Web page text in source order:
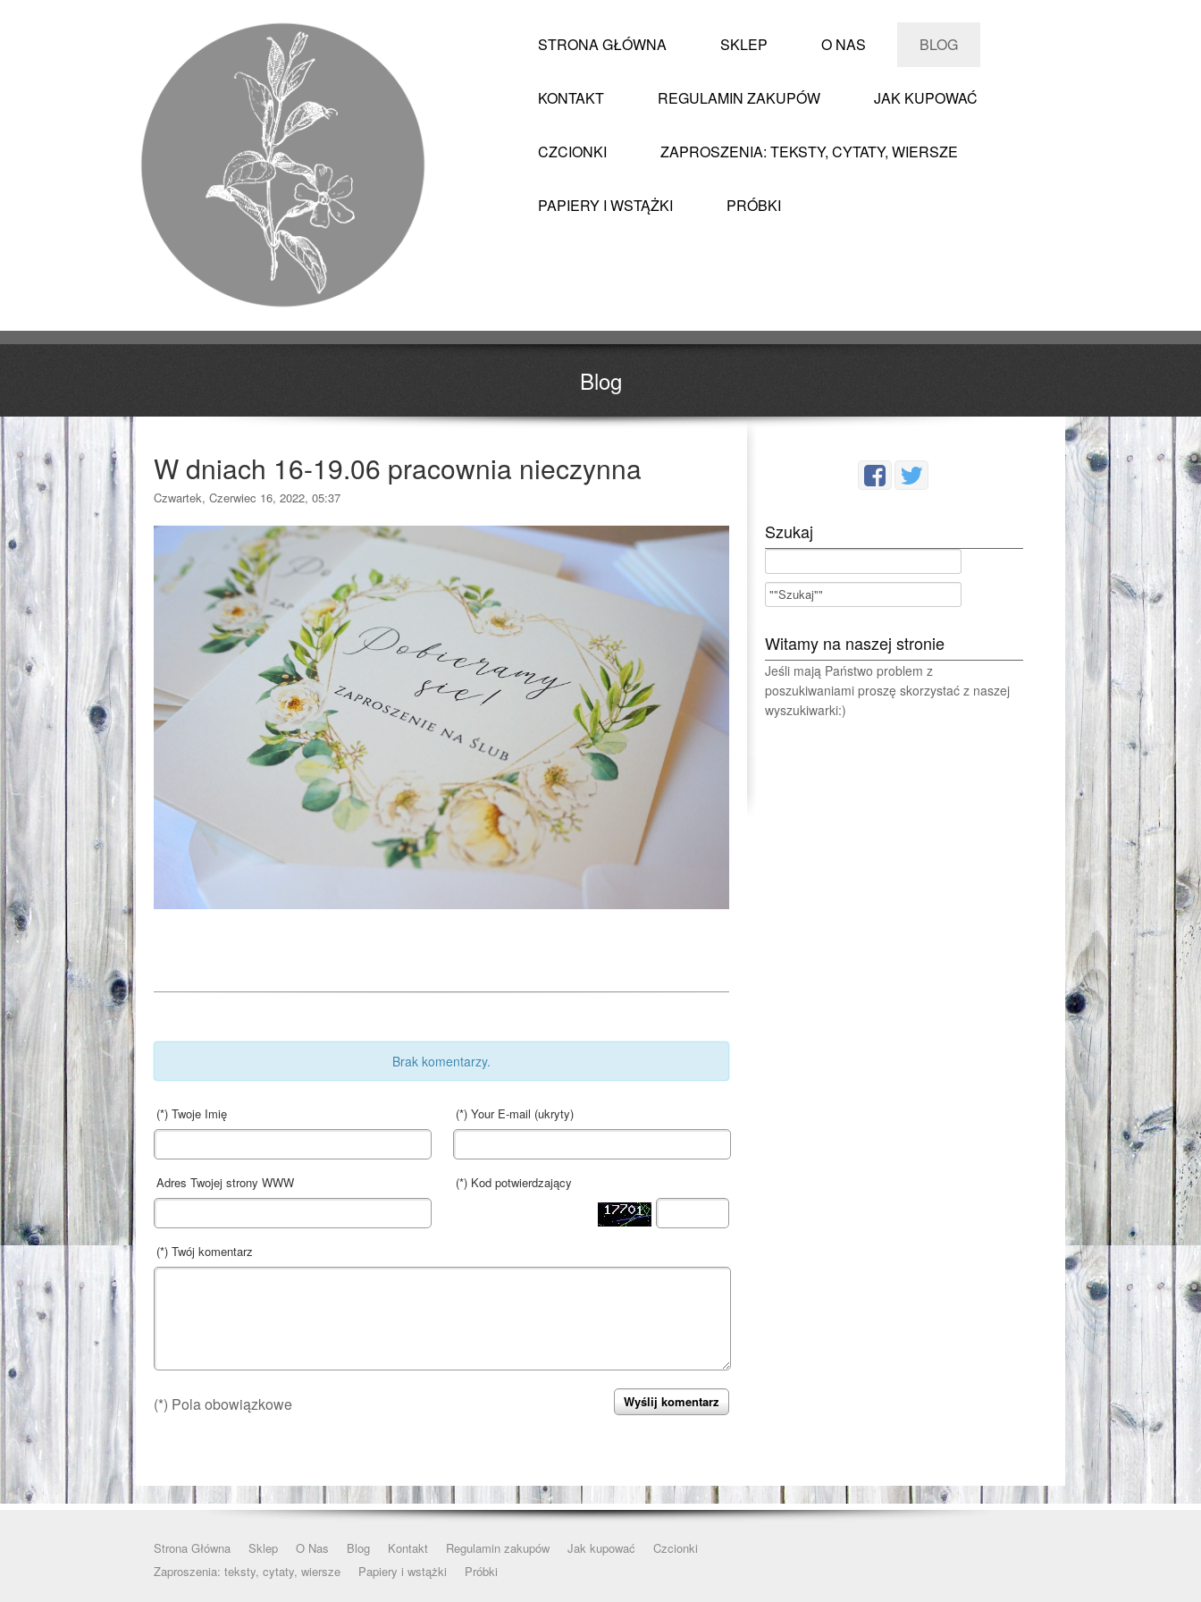
STRONA GŁÓWNA SKLEP O NAS BLOG
KONTAKT REGULAMIN ZAKUPÓW JAK KUPOWAĆ
CZCIONKI ZAPROSZENIA: TEKSTY, CYTATY, WIERSZE
PAPIERY I WSTĄŻKI PRÓBKI
Blog
W dniach 16-19.06 pracownia nieczynna
Czwartek, Czerwiec 16, 2022, 05:37
Brak komentarzy.
(*) Twoje Imię (*) Your E-mail (ukryty)
Adres Twojej strony WWW (*) Kod potwierdzający
(*) Twój komentarz
(*) Pola obowiązkowe
Szukaj
Witamy na naszej stronie
Jeśli mają Państwo problem z
poszukiwaniami proszę skorzystać z naszej
wyszukiwarki:)
Strona Główna Sklep O Nas Blog Kontakt Regulamin zakupów Jak kupować
Czcionki
Zaproszenia: teksty, cytaty, wiersze
Papiery i wstążki Próbki